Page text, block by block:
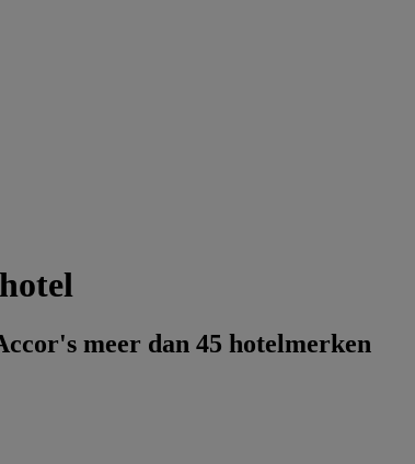
meer dan 45 hotelmerken